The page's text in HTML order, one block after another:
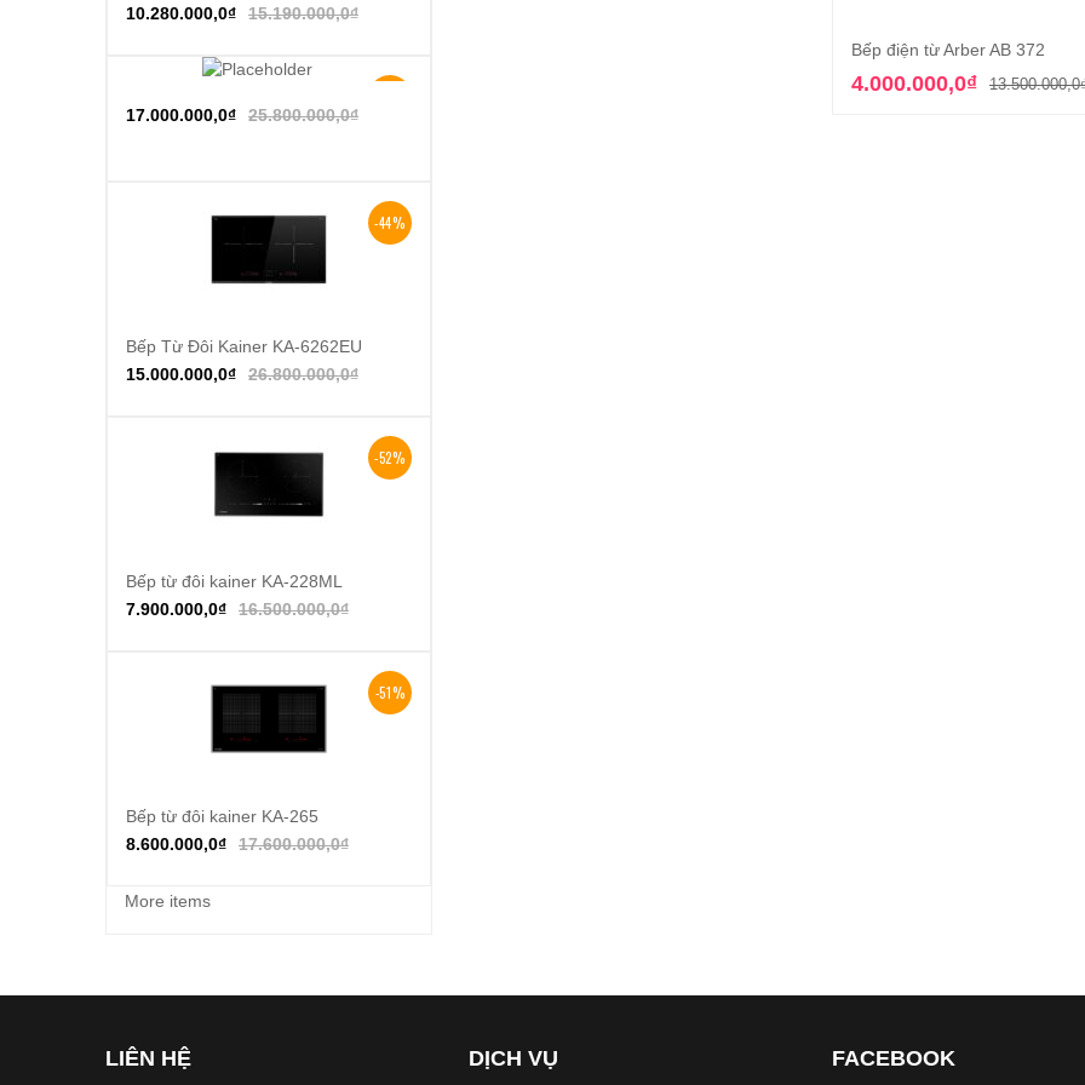
4.195.000,0₫.
Thêm vào giỏ hàng
Bếp điện từ Arber AB 372
13.500.000,0
4.000.000,0₫
15.190.000,0₫
10.280.000,0₫
Thêm vào giỏ hàng
25.800.000,0₫
17.000.000,0₫
-44%
Thêm vào giỏ hàng
Bếp Từ Đôi Kainer KA-6262EU
26.800.000,0₫
15.000.000,0₫
-52%
Thêm vào giỏ hàng
Bếp từ đôi kainer KA-228ML
16.500.000,0₫
7.900.000,0₫
-51%
Thêm vào giỏ hàng
Bếp từ đôi kainer KA-265
17.600.000,0₫
8.600.000,0₫
More items
LIÊN HỆ DỊCH VỤ FACEBOOK